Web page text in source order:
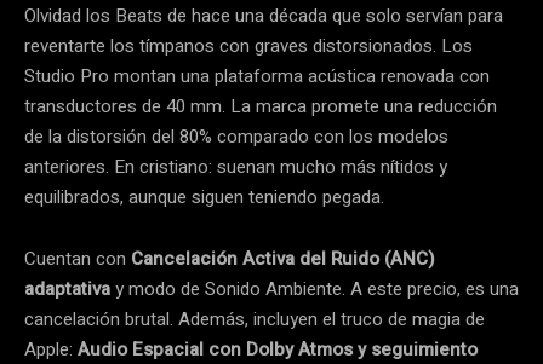
Olvidad los Beats de hace una década que solo servían para
reventarte los tímpanos con graves distorsionados. Los
Studio Pro montan una plataforma acústica renovada con
transductores de 40 mm. La marca promete una reducción
de la distorsión del 80% comparado con los modelos
anteriores. En cristiano: suenan mucho más nítidos y
equilibrados, aunque siguen teniendo pegada.
Cuentan con Cancelación Activa del Ruido (ANC)
adaptativay modo de Sonido Ambiente. A este precio, es una
cancelación brutal. Además, incluyen el truco de magia de
Apple: Audio Espacial con Dolby Atmos y seguimiento